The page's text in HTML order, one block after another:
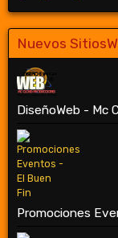
Nuevos
DiseñoWeb - Mc
Promociones